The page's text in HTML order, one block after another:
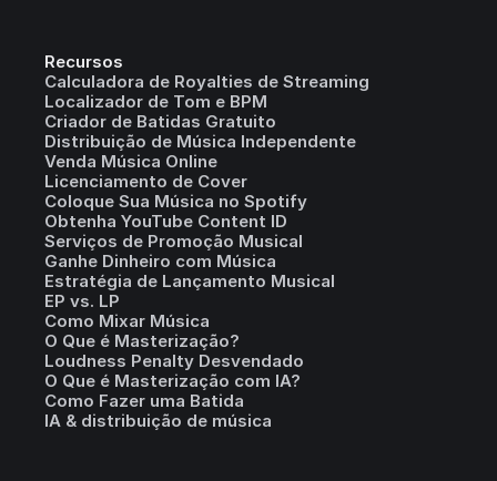
Recursos
Calculadora de Royalties de Streaming
Localizador de Tom e BPM
Criador de Batidas Gratuito
Distribuição de Música Independente
Venda Música Online
Licenciamento de Cover
Coloque Sua Música no Spotify
Obtenha YouTube Content ID
Serviços de Promoção Musical
Ganhe Dinheiro com Música
Estratégia de Lançamento Musical
EP vs. LP
Como Mixar Música
O Que é Masterização?
Loudness Penalty Desvendado
O Que é Masterização com IA?
Como Fazer uma Batida
IA & distribuição de música